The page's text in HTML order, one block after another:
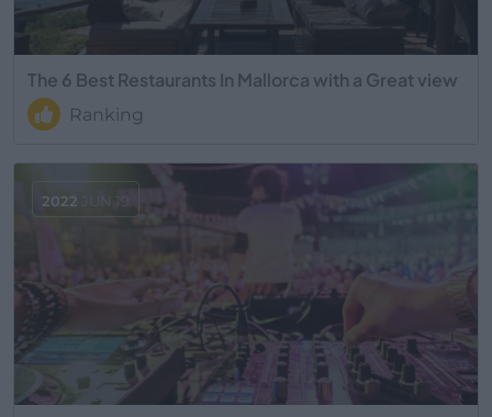
The 6 Best Restaurants In Mallorca with a Great view
Ranking
2022